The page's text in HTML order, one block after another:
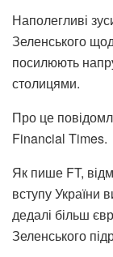
Наполегливі
Зеленського
посилюють
столицями.
Про це
Financial Times.
Як пише FT,
вступу України
дедалі більш
Зеленського